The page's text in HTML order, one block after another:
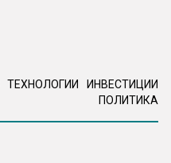
ТЕХНОЛОГИИ
ИНВЕСТИЦИИ
ПОЛИТИКА